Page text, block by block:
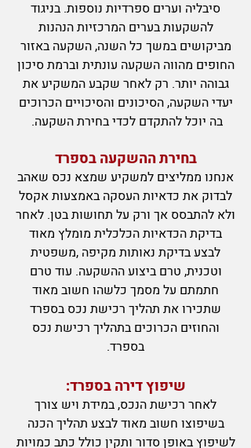
סיבליה וערים ספרדיות נוספות. בניגוד
להשקעות בערים המרכזיות הנהנות
מביקושים במשך כל השנה, השקעה באזור
החופים מהווה השקעה עונתית וברמת סיכון
גבוהה יותר. רק לאחר שקבע המשקיע את
יעדי השקעה, הסיכונים והסיכויים הכרוכים
בה יוכל להתקדם לכדי בחירת השקעה.
בחירת ההשקעה בספרד
אנחנו ממליצים למשקיע שמצא נכס שאהב
לבדוק את כדאיות העסקה באמצעות אקסל
ולא להתבסס אך ורק על תחושות בטן. לאחר
בדיקת הכדאיות הכלכלית מומלץ מאוד
לבצע בדיקת נאותות מקיפה ,משפטית
וטכנית, טרם ביצוע ההשקעה. עוד טרם
חתמתם על מסמך כלשהו חשוב מאוד
שתכירו את תהליך רכישת נכס בספרד
והחוזים הכרוכים בתהליך רכישת נכס
בספרד.
שיפוץ דירה בספרד:
לאחר רכישת הנכס, במידת ויש צורך
בשיפוצו חשוב מאוד לבצע תהליך הכנה
לשיפוץ באופן סדור ותקין כולל כתב כמויות